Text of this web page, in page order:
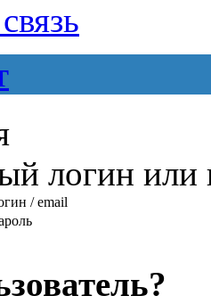
логин или
/ email